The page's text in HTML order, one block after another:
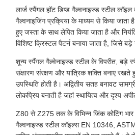
लार्ज स्पैंगल हॉट डिप्ड गैल्वनाइज्ड स्टील कॉइल
गैल्वनाइजिंग प्रक्रिया के माध्यम से किया जाता
हुए जस्ता के साथ लेपित किया जाता है और
विशिष्ट क्रिस्टल पैटर्न बनाया जाता है, जिसे
शून्य स्पैंगल गैल्वेनाइज्ड स्टील के विपरीत, बड़े
संक्षारण संरक्षण और यांत्रिक शक्ति बनाए
उपस्थिति होती है। अद्वितीय सतह बनावट
लोकप्रिय बनाती है जहां स्थायित्व और दृश्य
Z80 से Z275 तक के विभिन्न जिंक कोटिंग
गैल्वनाइज्ड स्टील कॉइल्स EN 10346,